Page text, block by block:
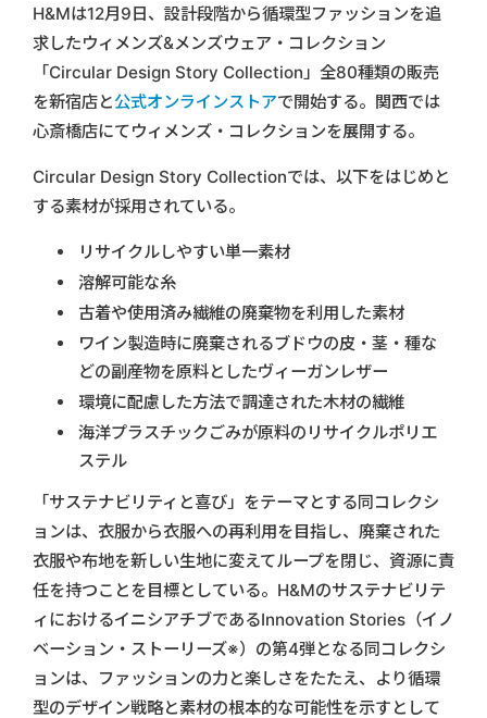
H&Mは12月9日、設計段階から循環型ファッションを追
求したウィメンズ&メンズウェア・コレクション
「Circular Design Story Collection」全80種類の販売
を新宿店と公式オンラインストアで開始する。関西では
心斎橋店にてウィメンズ・コレクションを展開する。
Circular Design Story Collectionでは、以下をはじめと
する素材が採用されている。
リサイクルしやすい単一素材
溶解可能な糸
古着や使用済み繊維の廃棄物を利用した素材
ワイン製造時に廃棄されるブドウの皮・茎・種な
どの副産物を原料としたヴィーガンレザー
環境に配慮した方法で調達された木材の繊維
海洋プラスチックごみが原料のリサイクルポリエ
ステル
「サステナビリティと喜び」をテーマとする同コレクシ
ョンは、衣服から衣服への再利用を目指し、廃棄された
衣服や布地を新しい生地に変えてループを閉じ、資源に責
任を持つことを目標としている。H&Mのサステナビリテ
ィにおけるイニシアチブであるInnovation Stories（イノ
ベーション・ストーリーズ※）の第4弾となる同コレクシ
ョンは、ファッションの力と楽しさをたたえ、より循環
型のデザイン戦略と素材の根本的な可能性を示すとして